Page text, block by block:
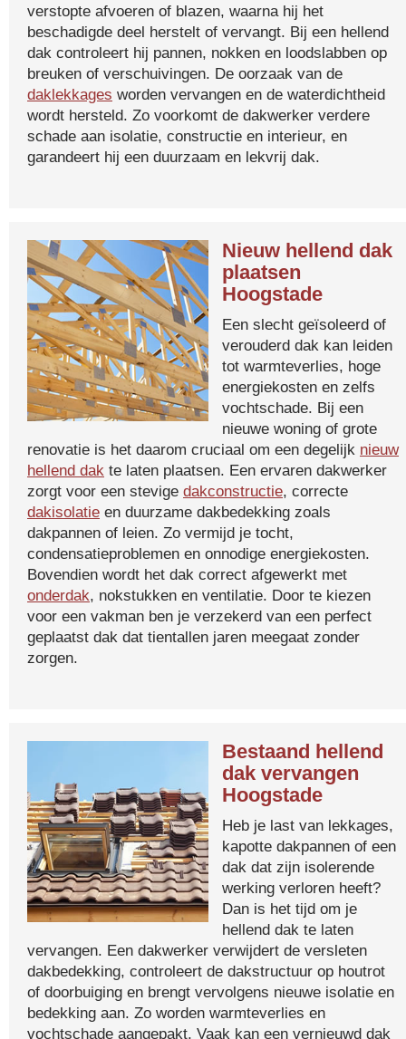
verstopte afvoeren of blazen, waarna hij het
beschadigde deel herstelt of vervangt. Bij een hellend
dak controleert hij pannen, nokken en loodslabben op
breuken of verschuivingen. De oorzaak van de
daklekkages worden vervangen en de waterdichtheid
wordt hersteld. Zo voorkomt de dakwerker verdere
schade aan isolatie, constructie en interieur, en
garandeert hij een duurzaam en lekvrij dak.
Nieuw hellend dak
plaatsen
Hoogstade
Een slecht geïsoleerd of
verouderd dak kan leiden
tot warmteverlies, hoge
energiekosten en zelfs
vochtschade. Bij een
nieuwe woning of grote
renovatie is het daarom cruciaal om een degelijk nieuw
hellend dak te laten plaatsen. Een ervaren dakwerker
zorgt voor een stevige dakconstructie, correcte
dakisolatie en duurzame dakbedekking zoals
dakpannen of leien. Zo vermijd je tocht,
condensatieproblemen en onnodige energiekosten.
Bovendien wordt het dak correct afgewerkt met
onderdak, nokstukken en ventilatie. Door te kiezen
voor een vakman ben je verzekerd van een perfect
geplaatst dak dat tientallen jaren meegaat zonder
zorgen.
Bestaand hellend
dak vervangen
Hoogstade
Heb je last van lekkages,
kapotte dakpannen of een
dak dat zijn isolerende
werking verloren heeft?
Dan is het tijd om je
hellend dak te laten
vervangen. Een dakwerker verwijdert de versleten
dakbedekking, controleert de dakstructuur op houtrot
of doorbuiging en brengt vervolgens nieuwe isolatie en
bedekking aan. Zo worden warmteverlies en
vochtschade aangepakt. Vaak kan een vernieuwd dak